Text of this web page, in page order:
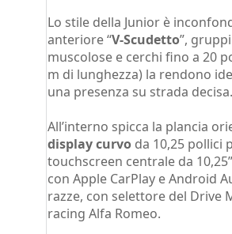
Lo stile della Junior è
anteriore “V-Scudetto”,
muscolose e cerchi fino a 20
m di lunghezza) la rendono
una presenza su strada decisa.
All’interno spicca la plancia
display curvo da 10,25 pollici
touchscreen centrale da
con Apple CarPlay e Android
razze, con selettore del Drive
racing Alfa Romeo.